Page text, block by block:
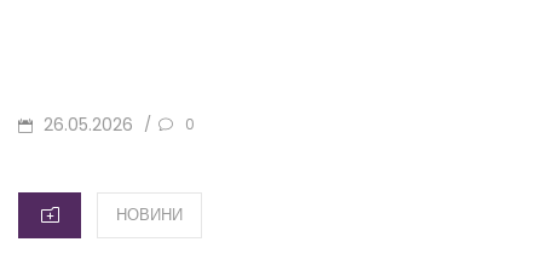
POSTED
26.05.2026 / 0
CATEGORIES
НОВИНИ